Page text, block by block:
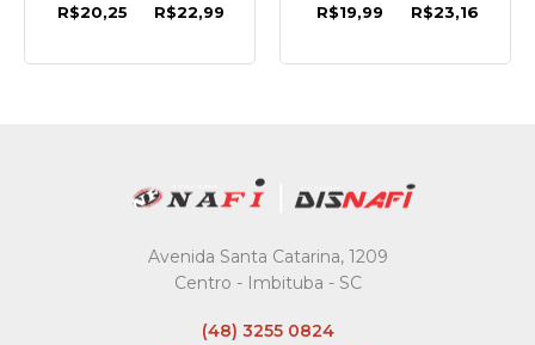
R$20,25
R$22,99
R$19,99
R$23,16
Avenida Santa Catarina, 1209
Centro - Imbituba - SC
(48) 3255 0824